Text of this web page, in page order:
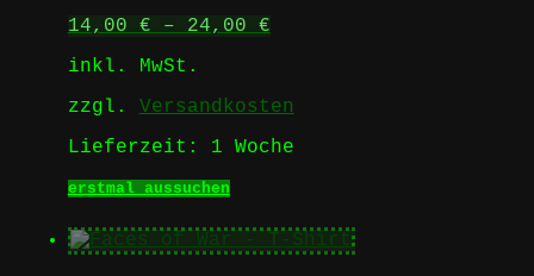
der
14,00 € – 24,00 €
inkl. MwSt.
zzgl. Versandkosten
Lieferzeit: 1 Woche
erstmal aussuchenDieses
weist
mehrere